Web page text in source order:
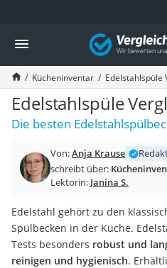
Die beliebtesten Vergleiche nach
Haushalt
Wassersprudler
Zentralstaubsauger
Brotbackautomat
Wischroboter
Wäschespinne
Spülmaschinentabs
Akku-Staubsauger
AEG-Waschmaschine
Saug-Wisch-Roboter
Handstaubsauger
Milchaufschäumer
Vergleich
Kücheninventar Edelstahlspüle
Edelstahlspüle
Die besten
Von:Anja Krause
schreibt über:
Lektorin: Janina S.
Edelstahl gehört zu den
Spülbecken in der Küche.
Tests besonders robust und
reinigen und hygienisch.